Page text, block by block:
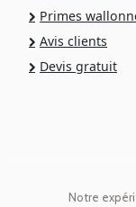
Primes
Avis clients
Devis gratuit
Notre